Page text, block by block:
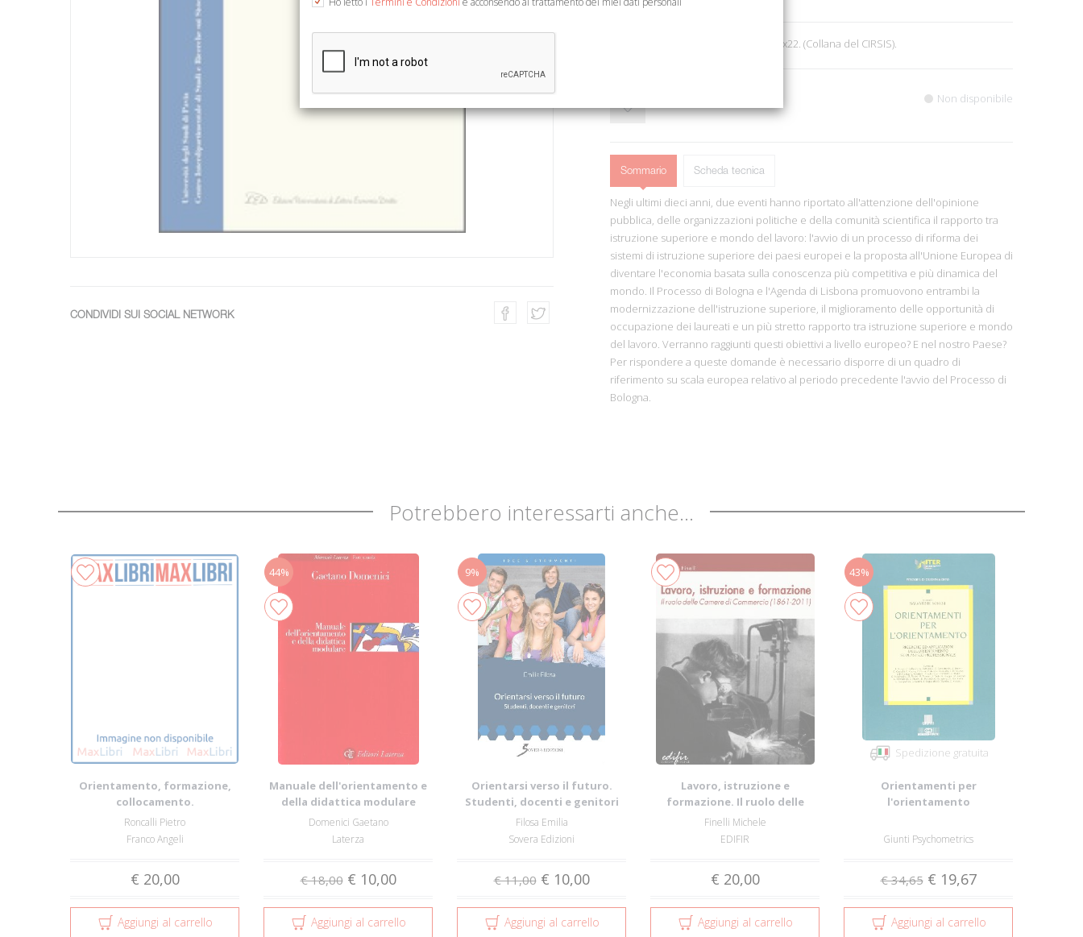
CONDIVIDI SUI SOCIAL NETWORK
Milano, 2006; br., pp. 326, ill., cm 15,5x22. (Collana del CIRSIS).
Non disponibile
Sommario Scheda tecnica
Negli ultimi dieci anni, due eventi hanno riportato all'attenzione dell'opinione
pubblica, delle organizzazioni politiche e della comunità scientifica il rapporto tra
istruzione superiore e mondo del lavoro: l'avvio di un processo di riforma dei
sistemi di istruzione superiore dei paesi europei e la proposta all'Unione Europea di
diventare l'economia basata sulla conoscenza più competitiva e più dinamica del
mondo. Il Processo di Bologna e l'Agenda di Lisbona promuovono entrambi la
modernizzazione dell'istruzione superiore, il miglioramento delle opportunità di
occupazione dei laureati e un più stretto rapporto tra istruzione superiore e mondo
del lavoro. Verranno raggiunti questi obiettivi a livello europeo? E nel nostro Paese?
Per rispondere a queste domande è necessario disporre di un quadro di
riferimento su scala europea relativo al periodo precedente l'avvio del Processo di
Bologna.
Potrebbero interessarti anche...
Orientamento, formazione,
collocamento.
L'organizzazione dei serv...
Roncalli Pietro
Franco Angeli
€ 20,00
Aggiungi al carrello
44%
Manuale dell'orientamento e
della didattica modulare
Domenici Gaetano
Laterza
€ 18,00 € 10,00
Aggiungi al carrello
9%
Orientarsi verso il futuro.
Studenti, docenti e genitori
Filosa Emilia
Sovera Edizioni
€ 11,00 € 10,00
Aggiungi al carrello
Lavoro, istruzione e
formazione. Il ruolo delle
Camere di commerc...
Finelli Michele
EDIFIR
€ 20,00
Aggiungi al carrello
43%
Spedizione gratuita
Orientamenti per
l'orientamento
Giunti Psychometrics
€ 34,65 € 19,67
Aggiungi al carrello